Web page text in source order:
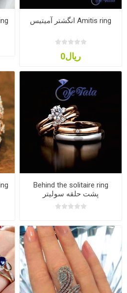
Amitis ring انگشتر آمیتیس
ریال0
Behind the solitaire ring
پشت حلقه سولیتر